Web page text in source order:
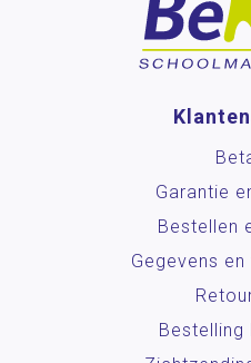
Garantie
Bestellen
Gegevens
Bestelling